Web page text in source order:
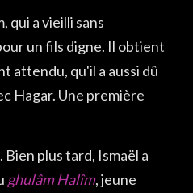
qui a vieilli sans
un fils digne. Il obtient
attendu, qu'il a aussi dû
Hagar. Une première
. Bien plus tard, Ismaël a
ghulâm Halîm, jeune